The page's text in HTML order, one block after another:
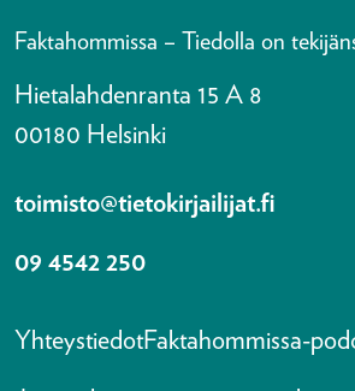
Faktahommissa – Tiedolla on
Hietalahdenranta 15 A 8
00180 Helsinki
toimisto@tietokirjailijat.fi
09 4542 250
YhteystiedotFaktahommissa-